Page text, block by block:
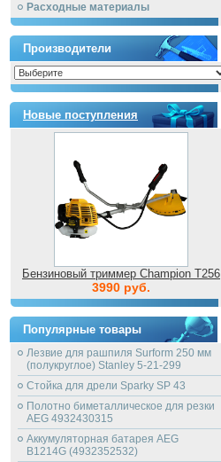
Расходные материалы
Производители
Новые поступления
Бензиновый триммер Champion T256
3990 руб.
Популярные товары
Лезвие для рашпиля Surform 250 мм
(полукруглое) Stanley 5-21-299
Стойка для дрели Sparky SP 43
Полотно биметаллическое для резки
AEG 4932430315
Аккумуляторная батарея AEG
B1214G (4932352532)